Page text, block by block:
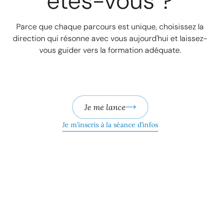
Parce que chaque parcours est unique, choisissez la
direction qui résonne avec vous aujourd'hui et laissez-
vous guider vers la formation adéquate.
Je me lance
Je m’inscris à la séance d’infos